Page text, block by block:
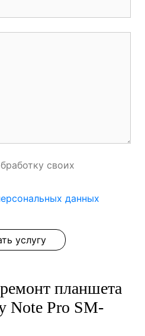
своих
данных
услугу
планшета
Note Pro SM-